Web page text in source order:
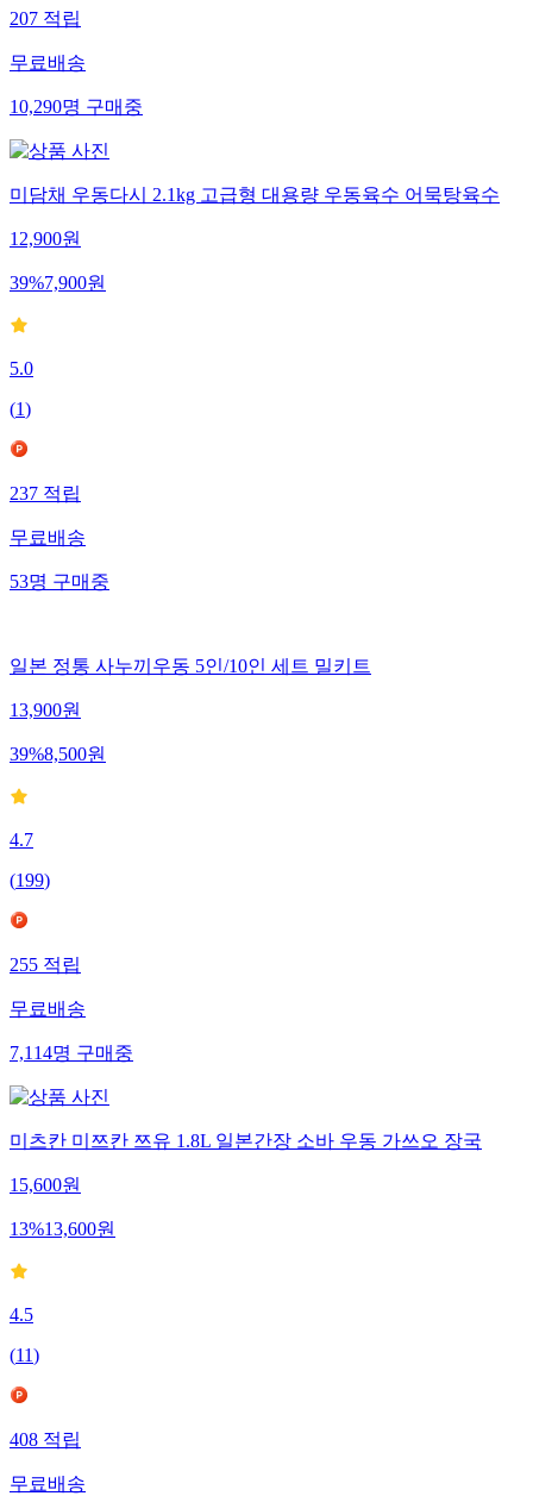
207 적립
무료배송
10,290명 구매중
미담채 우동다시 2.1kg 고급형 대용량 우동육수 어묵탕육수
12,900원
39%7,900원
5.0
(1)
237 적립
무료배송
53명 구매중
일본 정통 사누끼우동 5인/10인 세트 밀키트
13,900원
39%8,500원
4.7
(199)
255 적립
무료배송
7,114명 구매중
미츠칸 미쯔칸 쯔유 1.8L 일본간장 소바 우동 가쓰오 장국
15,600원
13%13,600원
4.5
(11)
408 적립
무료배송